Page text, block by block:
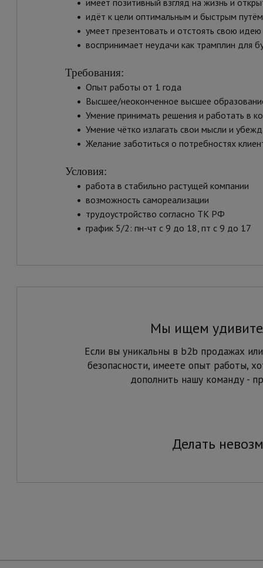
• имеет позитивный взгляд на жизнь и
• идёт к цели оптимальным и быстрым путём
• умеет презентовать и отстоять свою идею
• воспринимает неудачи как трамплин для
Требования:
• Опыт работы от 1 года
• Высшее/неоконченное высшее
• Умение принимать решения и работать в
• Умение чётко излагать свои мысли и
• Желание заботиться о потребностях
Условия:
• работа в стабильно растущей компании
• возможность самореализации
• трудоустройство согласно ТК РФ
• график 5/2: пн-чт с 9 до 18, пт с 9 до 17
Мы ищем
Если вы уникальны в b2b продажах
безопасности, имеете опыт работы,
дополнить нашу команду -
Делать